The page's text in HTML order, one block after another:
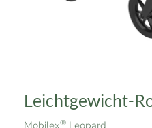
Leichtgewicht-
®